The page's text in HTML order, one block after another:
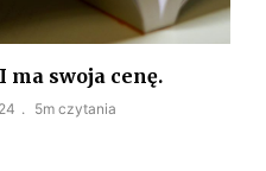
ma swoja cenę.
5m czytania